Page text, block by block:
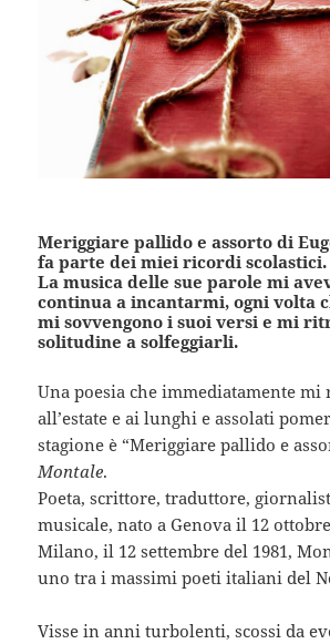
Meriggiare pallido e assorto di
fa parte dei miei ricordi scolastici.
La musica delle sue parole mi
continua a incantarmi, ogni volta
mi sovvengono i suoi versi e mi
solitudine a solfeggiarli.
Una poesia che immediatamente mi
all’estate e ai lunghi e assolati
stagione è “Meriggiare pallido e
Montale.
Poeta, scrittore, traduttore,
musicale, nato a Genova il 12
Milano, il 12 settembre del 1981,
uno tra i massimi poeti italiani del
Visse in anni turbolenti, scossi da